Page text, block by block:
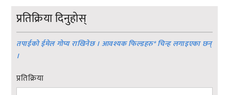
प्रतिक्रिया दिनुहोस्
तपाईको ईमेल गोप्य राखिनेछ । आवश्यक फिल्डहरु*चिन्ह लगाइएका छन्
।
प्रतिक्रिया